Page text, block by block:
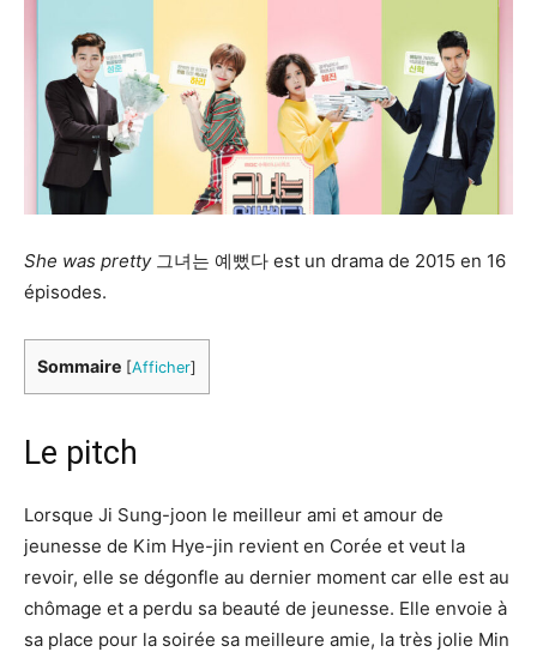
She was pretty그녀는 예뻤다 est un drama de 2015 en 16
épisodes.
Sommaire [Afficher]
Le pitch
Lorsque Ji Sung-joon le meilleur ami et amour de
jeunesse de Kim Hye-jin revient en Corée et veut la
revoir, elle se dégonfle au dernier moment car elle est au
chômage et a perdu sa beauté de jeunesse. Elle envoie à
sa place pour la soirée sa meilleure amie, la très jolie Min